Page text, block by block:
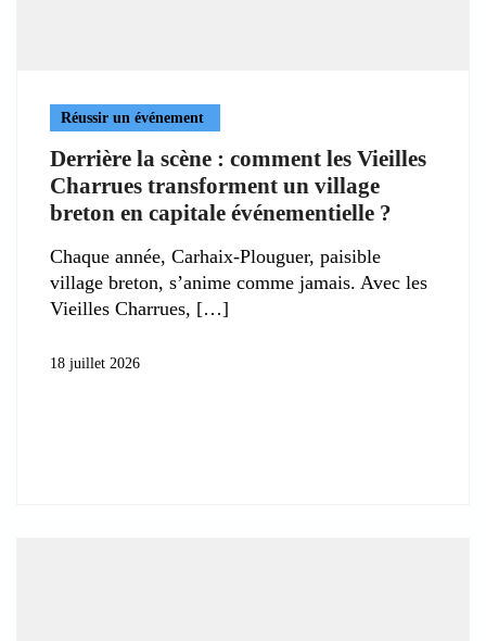
Réussir un événement
Derrière la scène : comment les Vieilles
Charrues transforment un village
breton en capitale événementielle ?
Chaque année, Carhaix-Plouguer, paisible
village breton, s’anime comme jamais. Avec les
Vieilles Charrues,
18 juillet 2026